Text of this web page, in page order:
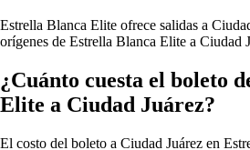
Estrella Blanca Elite ofrece salidas a
orígenes de Estrella Blanca Elite a Ciudad
¿Cuánto cuesta el boleto
Elite a Ciudad Juárez?
El costo del boleto a Ciudad Juárez en